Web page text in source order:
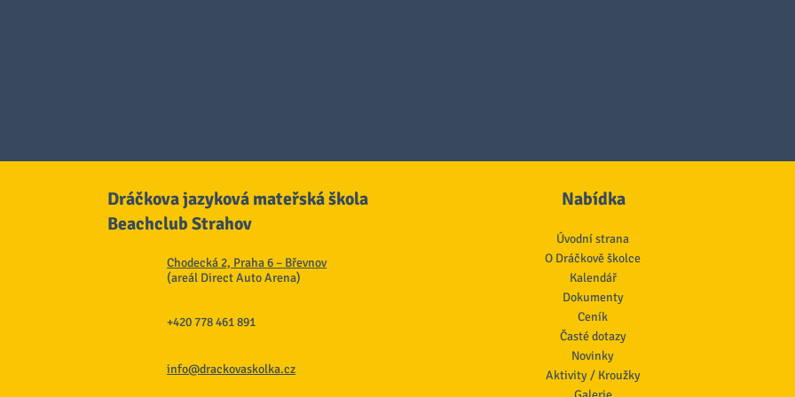
Dráčkova jazyková mateřská škola
Beachclub Strahov
Chodecká 2, Praha 6 – Břevnov
(areál Direct Auto Arena)
+420 778 461 891
info@drackovaskolka.cz
Nabídka
Úvodní strana
O Dráčkově školce
Kalendář
Dokumenty
Ceník
Časté dotazy
Novinky
Aktivity / Kroužky